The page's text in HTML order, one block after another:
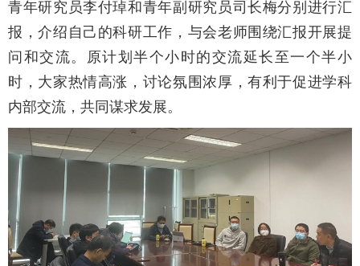
青年研究员李付琸和青年副研究员司长梅分别进行汇
报，介绍自己的科研工作，与会老师围绕汇报开展提
问和交流。原计划半个小时的交流延长至一个半小
时，大家热情高涨，讨论氛围浓厚，有利于促进学科
内部交流，共同谋求发展。